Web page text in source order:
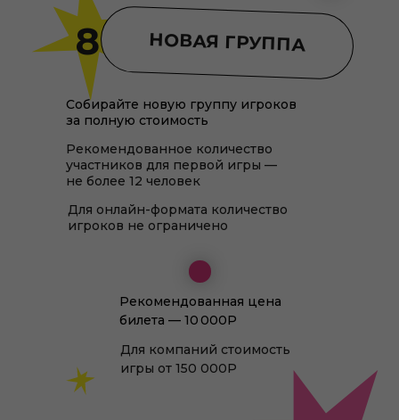
Рекомендованное количество
участников для первой игры —
не более 12 человек
8 НОВАЯ ГРУППА
Собирайте новую группу игроков
за полную стоимость
Для компаний стоимость
игры от 150 000Р
Рекомендованная цена
билета — 10 000Р
Для онлайн-формата количество
игроков не ограничено